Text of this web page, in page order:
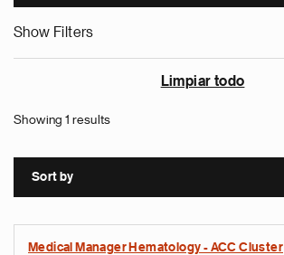
Show Filters
Limpiar todo
Showing 1 results
Sort by
Medical Manager Hematology - ACC Cluster